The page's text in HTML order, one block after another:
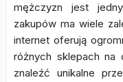
mężczyzn jest
zakupów ma wiele
internet oferują
różnych sklepach na
znaleźć unikalne